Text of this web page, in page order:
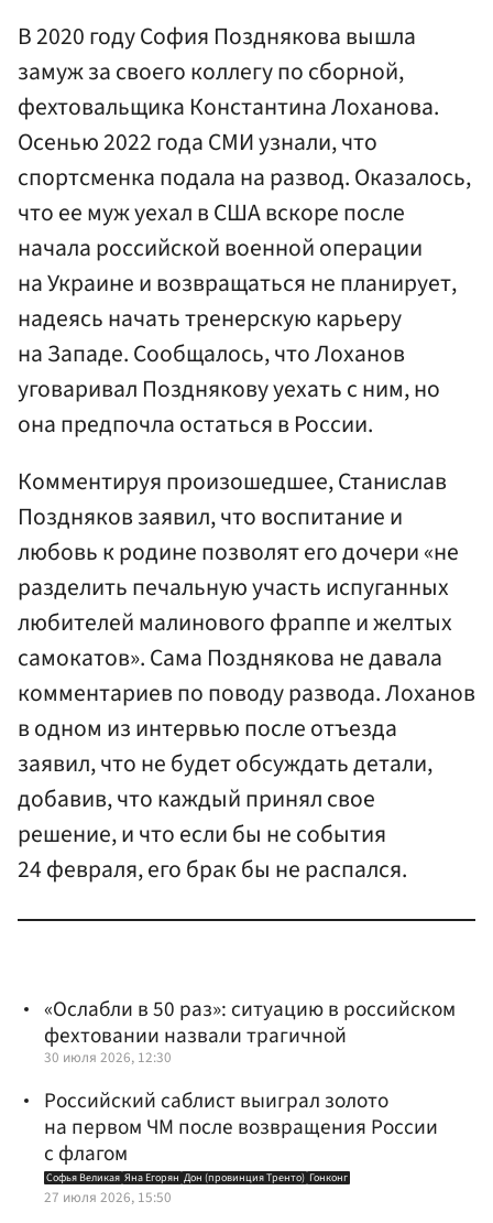
В 2020 году София Позднякова вышла
замуж за своего коллегу по сборной,
фехтовальщика Константина Лоханова.
Осенью 2022 года СМИ узнали, что
спортсменка подала на развод. Оказалось,
что ее муж уехал в США вскоре после
начала российской военной операции
на Украине и возвращаться не планирует,
надеясь начать тренерскую карьеру
на Западе. Сообщалось, что Лоханов
уговаривал Позднякову уехать с ним, но
она предпочла остаться в России.
Комментируя произошедшее, Станислав
Поздняков заявил, что воспитание и
любовь к родине позволят его дочери «не
разделить печальную участь испуганных
любителей малинового фраппе и желтых
самокатов». Сама Позднякова не давала
комментариев по поводу развода. Лоханов
в одном из интервью после отъезда
заявил, что не будет обсуждать детали,
добавив, что каждый принял свое
решение, и что если бы не события
24 февраля, его брак бы не распался.
«Ослабли в 50 раз»: ситуацию в российском
фехтовании назвали трагичной
30 июля 2026, 12:30
Российский саблист выиграл золото
на первом ЧМ после возвращения России
с флагом
Софья Великая Яна Егорян Дон (провинция Тренто) Гонконг
27 июля 2026, 15:50